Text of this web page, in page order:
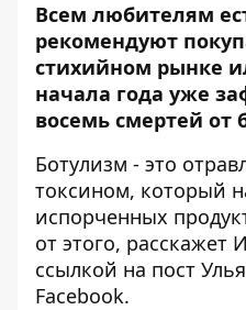
Всем любителям
рекомендуют
стихийном рынке
начала года уже
восемь смертей от
Ботулизм - это
токсином, который
испорченных
от этого, расскажет
ссылкой на пост
Facebook.